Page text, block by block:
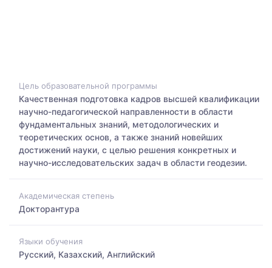
Цель образовательной программы
Качественная подготовка кадров высшей квалификации
научно-педагогической направленности в области
фундаментальных знаний, методологических и
теоретических основ, а также знаний новейших
достижений науки, с целью решения конкретных и
научно-исследовательских задач в области геодезии.
Академическая степень
Докторантура
Языки обучения
Русский, Казахский, Английский